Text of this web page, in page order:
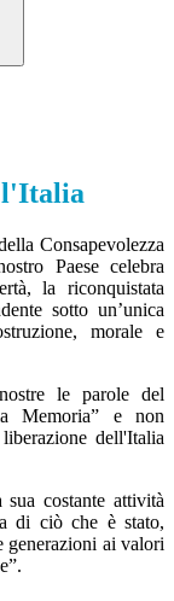
l'Italia
Consapevolezza
Paese celebra
la riconquistata
sotto un’unica
morale e
le parole del
Memoria” e non
dell'Italia
costante attività
di ciò che è stato,
generazioni ai valori